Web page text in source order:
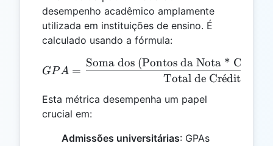
desempenho acadêmico amplamente
utilizada em instituições de ensino. É
calculado usando a fórmula:
GPA = \frac{\text{Soma
GPA =
Total de Cre
ˊditos
Soma dos (Pontos da Nota * Cr
Esta métrica desempenha um papel
crucial em:
Admissões universitárias: GPAs